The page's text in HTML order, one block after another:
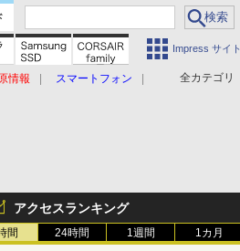
Impress サイト
全カテゴリ
情報
スマートフォン
アクセスランキング
間 24時間 1週間 1カ月